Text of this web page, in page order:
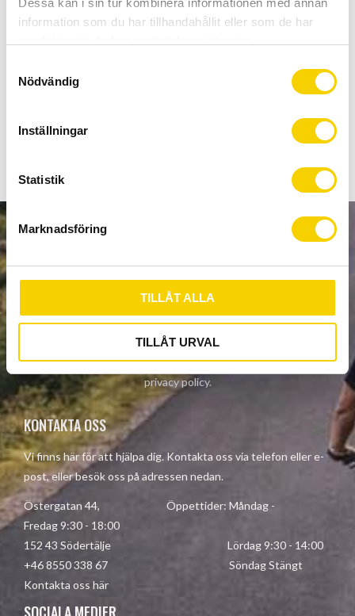
Dessa kan i sin tur kombinera informationen med annan
information som du har tillhandahållit eller som de har
e
s
v
a
l
Nödvändig
Inställningar
Statistik
Marknadsföring
TILLÅT ALLA
TILLÅT URVAL
Manufacturer
SKS
En smart clip-on framskärm för racer, cyclocross, hybrid,
gravelcyklar. Passar upp till 38mm däck.
Show all products from SKS
SUBSCRIBE
Your personal information is processed in accordance with our
privacy policy.
KONTAKTA OSS
Vi finns här för att hjälpa dig. Kontakta oss via telefon eller e-
post, eller besök oss på adressen nedan.
Östergatan 44, Öppettider: Måndag -
Fredag 9:30 - 18:00
152 43 Södertälje Lördag 9:30 - 14:00
+46 8550 338 67 Söndag Stängt
Kontakta oss här